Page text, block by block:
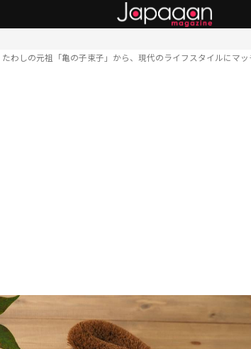
たわしの元祖「亀の子束子」から、現代のライフスタイルにマ